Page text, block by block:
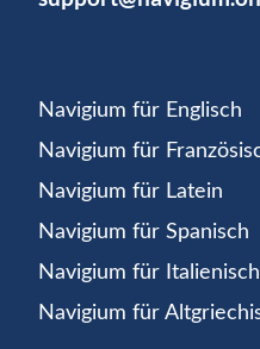
Navigium für Englisch
Navigium für
Navigium für Latein
Navigium für Spanisch
Navigium für Italienisch
Navigium für